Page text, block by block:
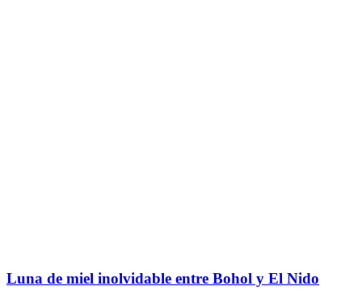
Luna de miel inolvidable entre Bohol y El Nido